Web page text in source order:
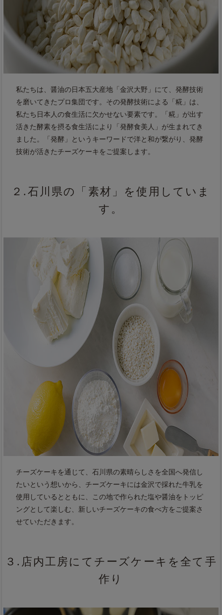
私たちは、醤油の日本五大産地「金沢大野」にて、発酵技術
を磨いてきたプロ集団です。その発酵技術による「糀」は、
私たち日本人の食生活に欠かせない要素です。「糀」が出す
活きた酵素を摂る食生活により「発酵食美人」が生まれてき
ました。「発酵」というキーワードで洋と和が繋がり、発酵
技術が活きたチーズケーキをご提案します。
２.石川県の「素材」を使用していま
す。
チーズケーキを通じて、石川県の素晴らしさを全国へ発信し
たいという想いから、チーズケーキには金沢で採れた牛乳を
使用しているとともに、この地で作られた塩や醤油をトッピ
ングとして楽しむ、新しいチーズケーキの食べ方をご提案さ
せていただきます。
３.店内工房にてチーズケーキを全て手
作り